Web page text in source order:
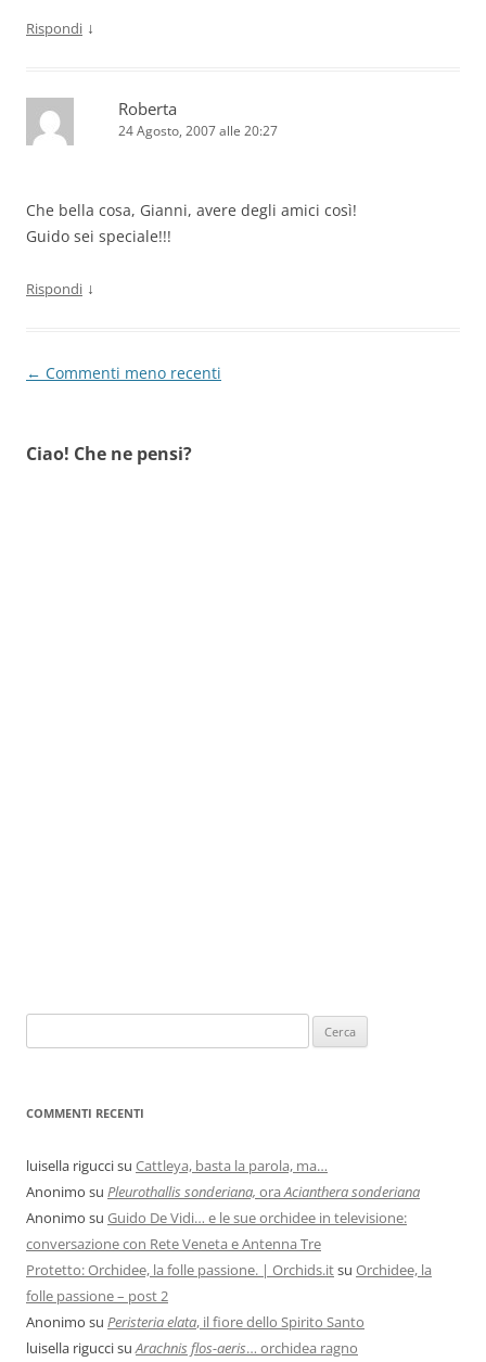
Rispondi ↓
Roberta
24 Agosto, 2007 alle 20:27
Che bella cosa, Gianni, avere degli amici così!
Guido sei speciale!!!
Rispondi ↓
Navigazione
← Commenti meno recenti
Ciao! Che ne pensi?
COMMENTI RECENTI
luisella riguccisu Cattleya, basta la parola, ma…
Anonimo su Pleurothallis sonderiana, oraAcianthera sonderiana
Anonimo su Guido De Vidi… e le sue orchidee in televisione:
conversazione con Rete Veneta e Antenna Tre
Protetto: Orchidee, la folle passione. | Orchids.itsu Orchidee, la
folle passione – post 2
Anonimo su Peristeria elata, il fiore dello Spirito Santo
luisella riguccisuArachnis flos-aeris… orchidea ragno